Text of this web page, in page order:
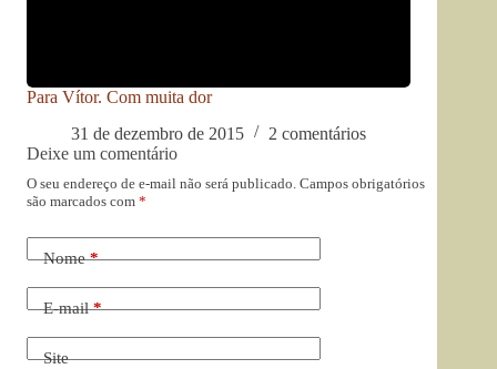
Para Vítor. Com muita dor
31 de dezembro de 2015
2 comentários
Deixe um comentário
O seu endereço de e-mail não será publicado. Campos obrigatórios
são marcados com *
Nome*
E-mail*
Site